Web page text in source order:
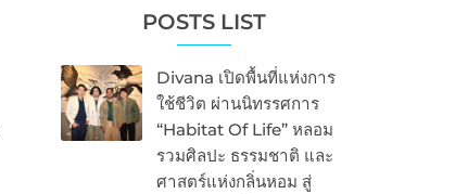
POSTS LIST
Divana เปิดพื้นที่แห่งการ
ใช้ชีวิต ผ่านนิทรรศการ
“Habitat Of Life” หลอม
รวมศิลปะ ธรรมชาติ และ
ศาสตร์แห่งกลิ่นหอม สู่